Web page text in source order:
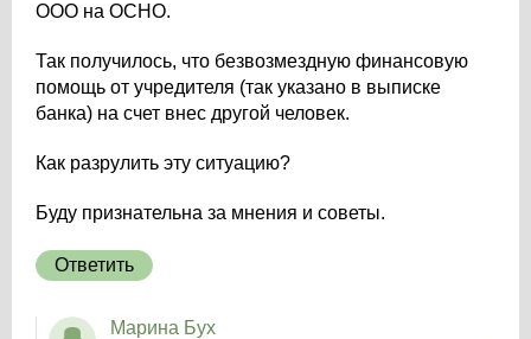
ООО на ОСНО.
Так получилось, что безвозмездную финансовую
помощь от учредителя (так указано в выписке
банка) на счет внес другой человек.
Как разрулить эту ситуацию?
Буду признательна за мнения и советы.
Ответить
Марина Бух